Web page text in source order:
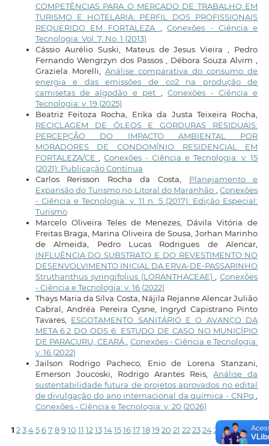
COMPETÊNCIAS PARA O MERCADO DE TRABALHO EM
TURISMO E HOTELARIA: PERFIL DOS PROFISSIONAIS
REQUERIDO EM FORTALEZA
,Conexões - Ciência e
Tecnologia: Vol. 7, No. 1 (2013)
Cássio Aurélio Suski, Mateus de Jesus Vieira , Pedro
Fernando Wengrzyn dos Passos , Débora Souza Alvim ,
Graziela Morelli, Análise comparativa do consumo de
energia e das emissões de co2 na produção de
camisetas de algodão e pet
,Conexões - Ciência e
Tecnologia: v. 19 (2025)
Beatriz Feitoza Rocha, Erika da Justa Teixeira Rocha,
RECICLAGEM DE ÓLEOS E GORDURAS RESIDUAIS:
PERCEPÇÃO DO IMPACTO AMBIENTAL POR
MORADORES DE CONDOMÍNIO RESIDENCIAL EM
FORTALEZA/CE
,Conexões - Ciência e Tecnologia: v. 15
(2021): Publicação Contínua
Carlos Rerisson Rocha da Costa, Planejamento e
Expansão do Turismo no Litoral do Maranhão
,Conexões
- Ciência e Tecnologia: v. 11 n. 5 (2017): Edição Especial:
Turismo
Marcelo Oliveira Teles de Menezes, Dávila Vitória de
Freitas Braga, Marina Oliveira de Sousa, Jorhan Marinho
de Almeida, Pedro Lucas Rodrigues de Alencar,
INFLUÊNCIA DO SUBSTRATO E DO REVESTIMENTO NO
DESENVOLVIMENTO INICIAL DA ERVA-DE-PASSARINHO
Struthanthus syringifolius (LORANTHACEAE)
,Conexões
- Ciência e Tecnologia: v. 16 (2022)
Thays Maria da Silva Costa, Nájila Rejanne Alencar Julião
Cabral, Andréa Pereira Cysne, Ingryd Capistrano Pinto
Tavares, ESGOTAMENTO SANITÁRIO E O AVANÇO DA
META 6.2 DO ODS 6: ESTUDO DE CASO NO MUNICÍPIO
DE PARACURU, CEARÁ
Conexões - Ciência e Tecnologia:
v. 16 (2022)
Jailson Rodrigo Pacheco, Enio de Lorena Stanzani,
Emerson Joucoski, Rodrigo Arantes Reis,Análise da
sustentabilidade futura de projetos aprovados no edital
de divulgação do ano internacional da química - CNPq
Conexões - Ciência e Tecnologia: v. 20 (2026)
1 2 3 4 5 6 7 8 9 10 11 12 13 14 15 16 17 18 19 20 21 22 23 24 25 >>>